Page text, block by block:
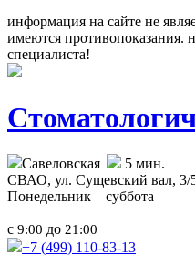
информация на сайте не
имеются противопоказания.
специалиста!
Савеловская
5 мин.
СВАО, ул. Сущевский вал, 3/
Понедельник – суббота
с 9:00 до 21:00
+7 (499) 110-83-13